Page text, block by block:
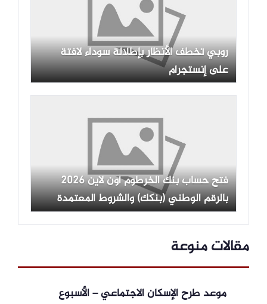
روبي تخطف الأنظار بإطلالة سوداء لافتة
على إنستجرام
فتح حساب بنك الخرطوم أون لاين 2026
بالرقم الوطني (بنكك) والشروط المعتمدة
مقالات منوعة
موعد طرح الإسكان الاجتماعي – الأسبوع